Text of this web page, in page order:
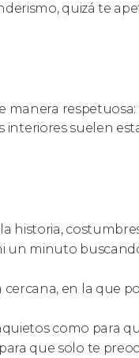
quizá te
manera
interiores suelen
historia,
un minuto
en la que
como para
que solo te